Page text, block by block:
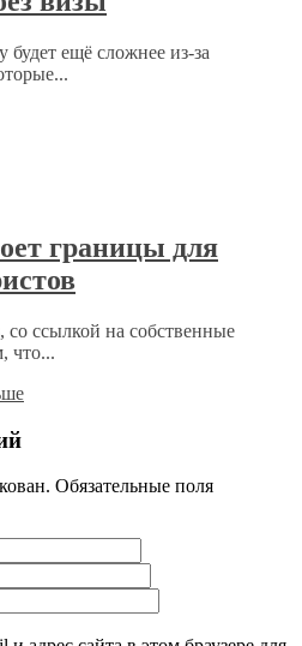
будет ещё сложнее из-за
границы для
ссылкой на собственные
что...
Обязательные поля